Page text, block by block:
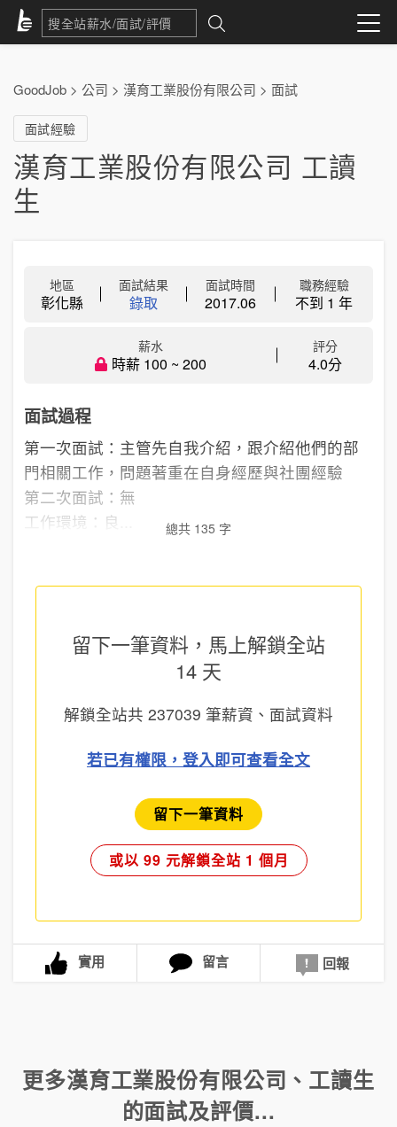
GoodJob > 公司 > 漢育工業股份有限公司 > 面試
面試經驗
漢育工業股份有限公司 工讀
生
地區
彰化縣
面試結果
錄取
面試時間
2017.06
職務經驗
不到 1 年
薪水
時薪 100 ~ 200
評分
4.0分
面試過程
第一次面試：主管先自我介紹，跟介紹他們的部
門相關工作，問題著重在自身經歷與社團經驗
第二次面試：無
工作環境：良...
總共 135 字
留下一筆資料，馬上解鎖全站
14 天
解鎖全站共 237039 筆薪資、面試資料
若已有權限，登入即可查看全文
留下一筆資料
或以 99 元解鎖全站 1 個月
實用 留言 回報
更多漢育工業股份有限公司 、 工讀生
的面試及評價...